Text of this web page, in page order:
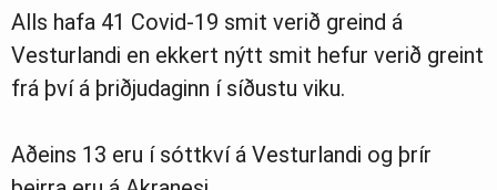
Alls hafa 41 Covid-19 smit verið greind á
Vesturlandi en ekkert nýtt smit hefur verið greint
frá því á þriðjudaginn í síðustu viku.
Aðeins 13 eru í sóttkví á Vesturlandi og þrír